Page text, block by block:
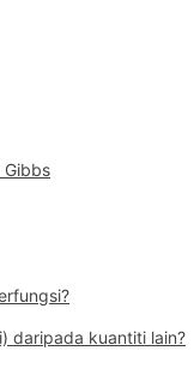
Gibbs
daripada kuantiti lain?